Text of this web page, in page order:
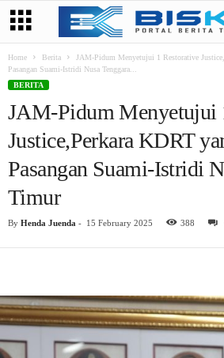
Home Berita
JAM-Pidum Menyetujui 1 Restorative
Pasangan Suami-Istridi Nusa Tenggara...
BERITA
JAM-Pidum Menyetujui
Justice,Perkara KDRT
Pasangan Suami-Istridi
Timur
By Henda Juenda - 15 February 2025 388